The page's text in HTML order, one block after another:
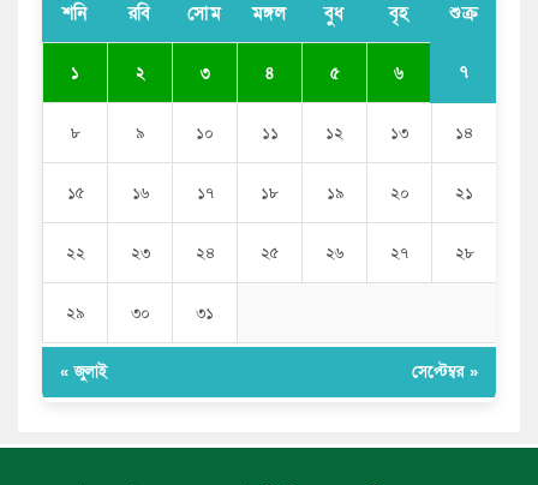
যে ডকুমেন্টারিতে আবু সাঈদের ছবি নেই, সেটা কোনো
শনি রবি সোম মঙ্গল বুধ বৃহ শুক্র
১ ২ ৩ ৪ ৫ ৬ ৭
৮ ৯ ১০ ১১ ১২ ১৩ ১৪
১৫ ১৬ ১৭ ১৮ ১৯ ২০ ২১
২২ ২৩ ২৪ ২৫ ২৬ ২৭ ২৮
২৯ ৩০ ৩১
« জুলাই সেপ্টেম্বর »